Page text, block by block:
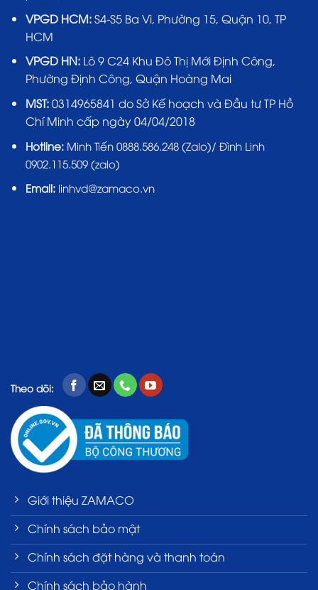
VPGD HCM:S4-S5 Ba Vì, Phường 15, Quận 10, TP
HCM
VPGD HN:Lô 9 C24 Khu Đô Thị Mới Định Công,
Phường Định Công, Quận Hoàng Mai
MST:0314965841 do Sở Kế hoạch và Đầu tư TP Hồ
Chí Minh cấp ngày 04/04/2018
Hotline: Minh Tiến 0888.586.248 (Zalo)/ Đình Linh
0902.115.509 (zalo)
Email:linhvd@zamaco.vn
Theo dõi:
Giới thiệu ZAMACO
Chính sách bảo mật
Chính sách đặt hàng và thanh toán
Chính sách bảo hành